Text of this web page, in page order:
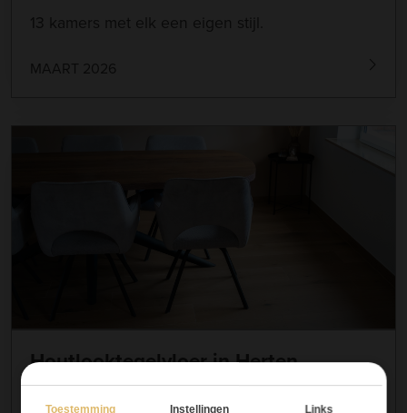
13 kamers met elk een eigen stijl.
MAART 2026
Houtlooktegelvloer in Herten,
Roermond
Toestemming Instellingen Links